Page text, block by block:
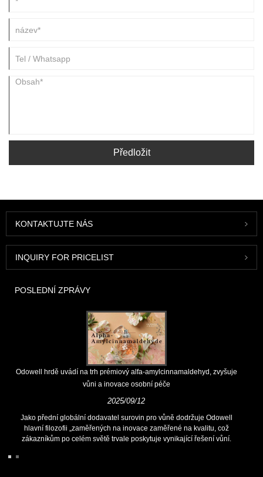
Předložit
KONTAKTUJTE NÁS
INQUIRY FOR PRICELIST
POSLEDNÍ ZPRÁVY
Odowell hrdě uvádí na trh prémiový alfa-amylcinnamaldehyd, zvyšuje
vůni a inovace osobní péče
2025/09/12
Jako přední globální dodavatel surovin pro vůně dodržuje Odowell
hlavní filozofii „zaměřených na inovace zaměřené na kvalitu, což
zákazníkům po celém světě trvale poskytuje vynikající řešení vůní.